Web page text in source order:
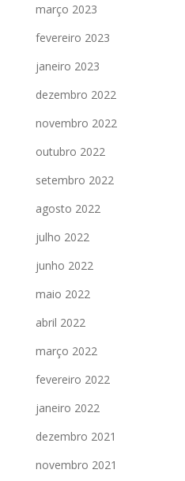
março 2023
fevereiro 2023
janeiro 2023
dezembro 2022
novembro 2022
outubro 2022
setembro 2022
agosto 2022
julho 2022
junho 2022
maio 2022
abril 2022
março 2022
fevereiro 2022
janeiro 2022
dezembro 2021
novembro 2021